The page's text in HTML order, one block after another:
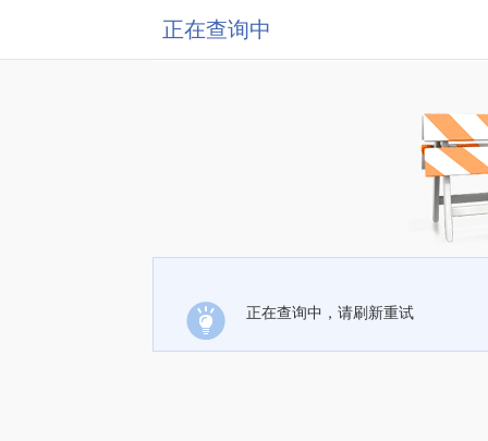
正在查询中
正在查询中，请刷新重试